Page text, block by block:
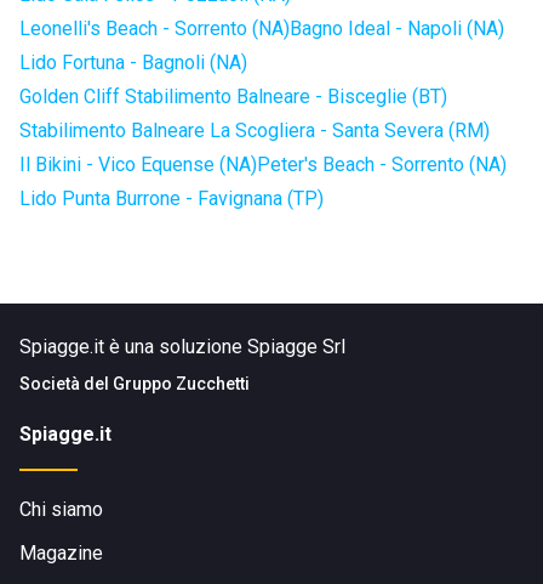
Leonelli's Beach - Sorrento (NA)Bagno Ideal - Napoli (NA)
Lido Fortuna - Bagnoli (NA)
Golden Cliff Stabilimento Balneare - Bisceglie (BT)
Stabilimento Balneare La Scogliera - Santa Severa (RM)
Il Bikini - Vico Equense (NA)Peter's Beach - Sorrento (NA)
Lido Punta Burrone - Favignana (TP)
Spiagge.it è una soluzione Spiagge Srl
Società del Gruppo Zucchetti
Spiagge.it
Chi siamo
Magazine